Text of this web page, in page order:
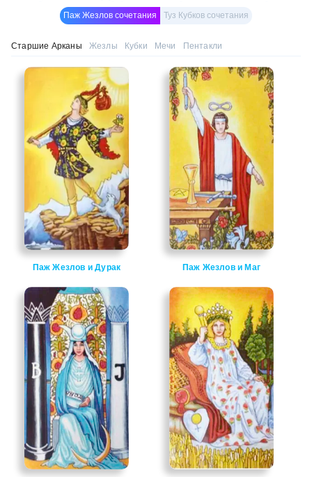
Паж Жезлов сочетания Туз Кубков сочетания
Старшие Арканы Жезлы Кубки Мечи Пентакли
Паж Жезлов и Дурак Паж Жезлов и Маг